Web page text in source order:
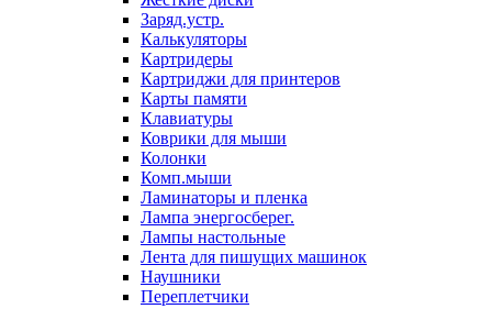
Заряд.устр.
Калькуляторы
Картридеры
Картриджи для принтеров
Карты памяти
Клавиатуры
Коврики для мыши
Колонки
Комп.мыши
Ламинаторы и пленка
Лампа энергосберег.
Лампы настольные
Лента для пишущих машинок
Наушники
Переплетчики